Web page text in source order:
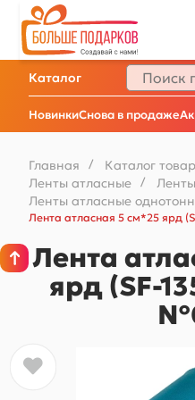
НовинкиСнова в продаже
Каталог
Главная / Каталог
Ленты атласные /
Ленты атласные
Лента атласная 5 см*25 ярд
Лента
ярд (SF-